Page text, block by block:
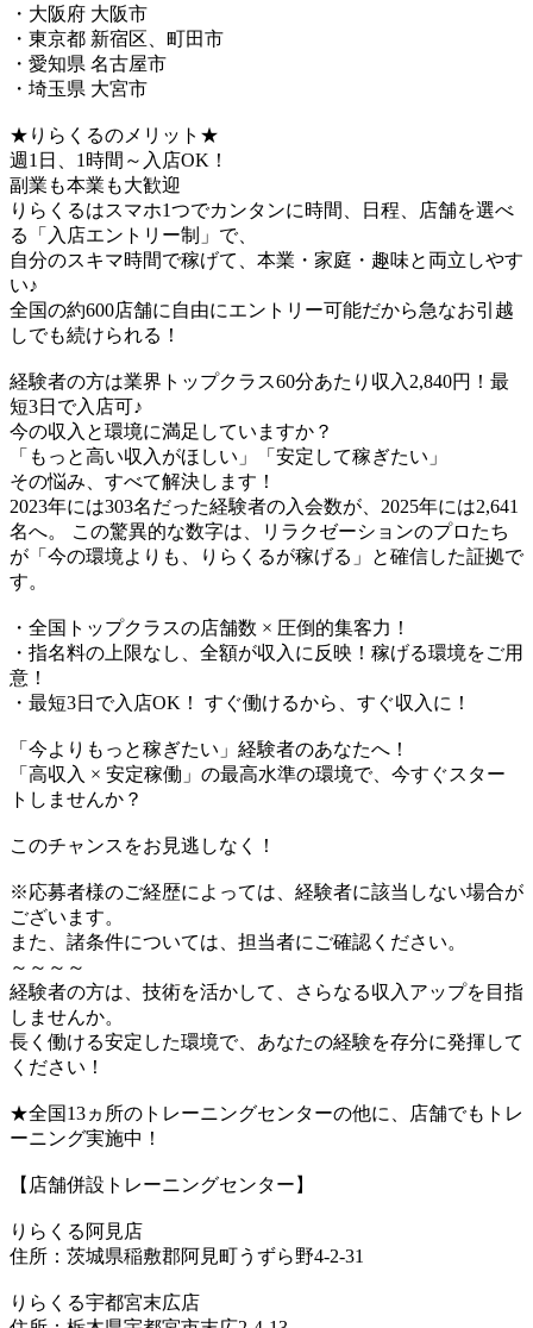
・大阪府 大阪市
・東京都 新宿区、町田市
・愛知県 名古屋市
・埼玉県 大宮市
★りらくるのメリット★
週1日、1時間～入店OK！
副業も本業も大歓迎
りらくるはスマホ1つでカンタンに時間、日程、店舗を選べ
る「入店エントリー制」で、
​自分のスキマ時間で稼げて、本業・家庭・趣味と両立しやす
い♪​
全国の約600店舗に自由にエントリー可能だから急なお引越
しでも続けられる！
経験者の方は業界トップクラス60分あたり収入2,840円！最
短3日で入店可♪
今の収入と環境に満足していますか？
「もっと高い収入がほしい」「安定して稼ぎたい」
その悩み、すべて解決します！
2023年には303名だった経験者の入会数が、2025年には2,641
名へ。 この驚異的な数字は、リラクゼーションのプロたち
が「今の環境よりも、りらくるが稼げる」と確信した証拠で
す。
・全国トップクラスの店舗数 × 圧倒的集客力！
・指名料の上限なし、全額が収入に反映！稼げる環境をご用
意！
・最短3日で入店OK！ すぐ働けるから、すぐ収入に！
「今よりもっと稼ぎたい」経験者のあなたへ！
「高収入 × 安定稼働」の最高水準の環境で、今すぐスター
トしませんか？
このチャンスをお見逃しなく！
※応募者様のご経歴によっては、経験者に該当しない場合が
ございます。
また、諸条件については、担当者にご確認ください。
～～～～
経験者の方は、技術を活かして、さらなる収入アップを目指
しませんか。
長く働ける安定した環境で、あなたの経験を存分に発揮して
ください！
★全国13ヵ所のトレーニングセンターの他に、店舗でもトレ
ーニング実施中！
【店舗併設トレーニングセンター】
りらくる阿見店
住所：茨城県稲敷郡阿見町うずら野4-2-31
りらくる宇都宮末広店